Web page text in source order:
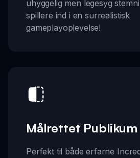
uhyggelig men legesyg
spillere ind i en surrealistisk
gameplayoplevelse!
Målrettet Publikum
Perfekt til både erfarne